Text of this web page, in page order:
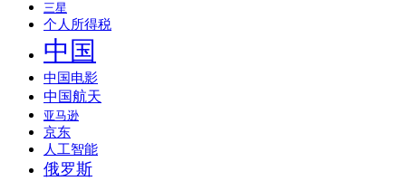
三星
个人所得税
中国
中国电影
中国航天
亚马逊
京东
人工智能
俄罗斯